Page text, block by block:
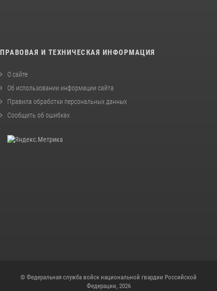
ПРАВОВАЯ И ТЕХНИЧЕСКАЯ ИНФОРМАЦИЯ
О сайте
Об использовании информации сайта
Правила обработки персональных данных
Сообщить об ошибках
© Федеральная служба войск национальной гвардии Российской
Федерации, 2026